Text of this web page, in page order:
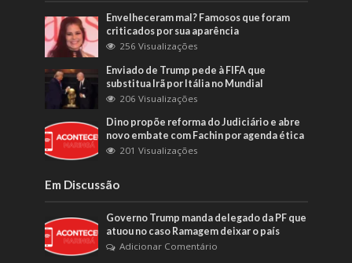
Envelheceram mal? Famosos que foram
criticados por sua aparência
256 Visualizações
Enviado de Trump pede à FIFA que
substitua Irã por Itália no Mundial
206 Visualizações
Dino propõe reforma do Judiciário e abre
novo embate com Fachin por agenda ética
201 Visualizações
Em Discussão
Governo Trump manda delegado da PF que
atuou no caso Ramagem deixar o país
Adicionar Comentário